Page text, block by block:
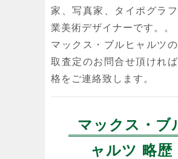
家、写真家、タイポグラ
業美術デザイナーです。。
マックス・ブルヒャルツ
取査定のお問合せ頂けれ
格をご連絡致します。
マックス・ブ
ャルツ 略歴